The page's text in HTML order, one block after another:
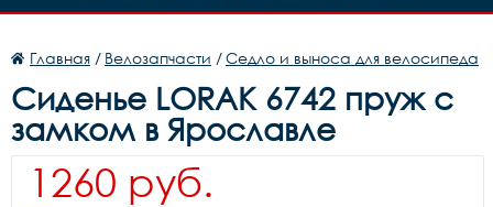
Главная / Велозапчасти /Седло и выноса для велосипеда
Сиденье LORAK 6742 пруж с
замком в Ярославле
1260 руб.